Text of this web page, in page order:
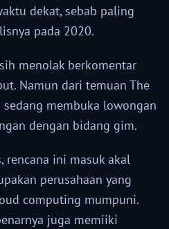
dekat, sebab paling
pada 2020.
menolak berkomentar
Namun dari temuan The
membuka lowongan
dengan bidang gim.
rencana ini masuk akal
perusahaan yang
computing mumpuni.
juga memiiki